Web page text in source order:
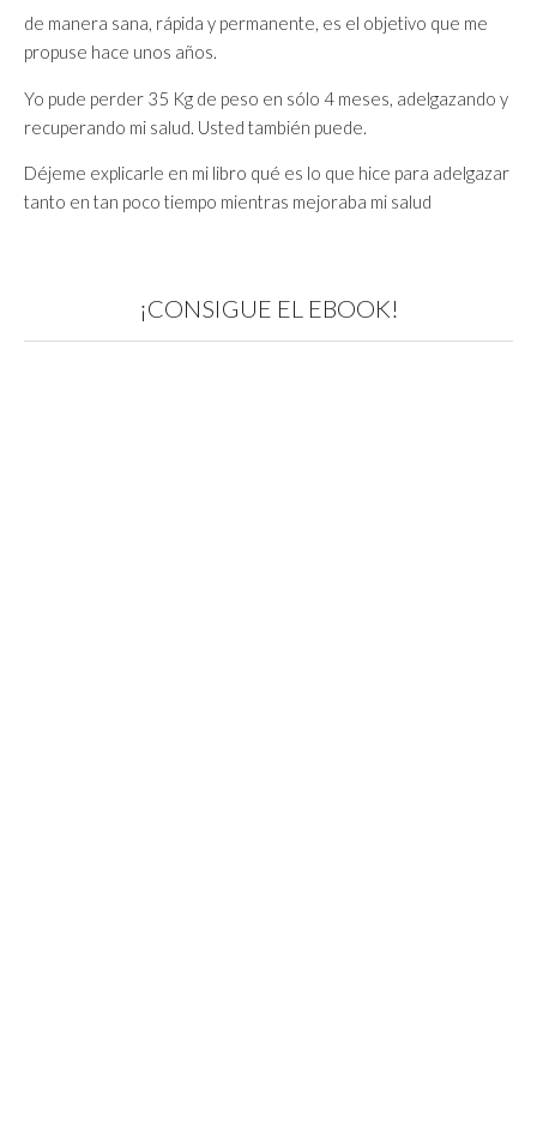
de manera sana, rápida y permanente, es el objetivo que me
propuse hace unos años.
Yo pude perder 35 Kg de peso en sólo 4 meses, adelgazando y
recuperando mi salud. Usted también puede.
Déjeme explicarle en mi libro qué es lo que hice para adelgazar
tanto en tan poco tiempo mientras mejoraba mi salud
¡CONSIGUE EL EBOOK!